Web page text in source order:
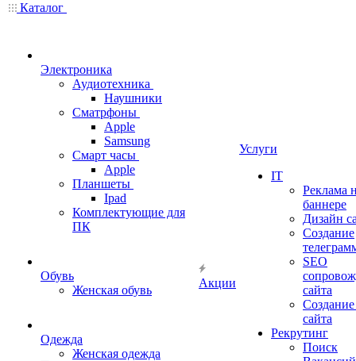
Каталог
Электроника
Аудиотехника
Наушники
Сматрфоны
Apple
Samsung
Смарт часы
Apple
Планшеты
Ipad
Комплектующие для
ПК
Обувь
Женская обувь
Одежда
Женская одежда
Акции
Услуги
IT
Реклама
баннере
Дизайн
Создание
SEO
сайта
сайта
Рекрутинг
Поиск